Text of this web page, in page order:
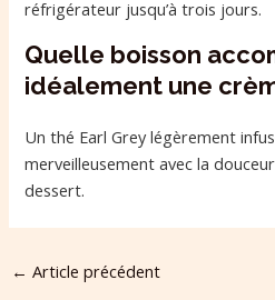
réfrigérateur jusqu’à trois jours.
Quelle boisson
idéalement une
Un thé Earl Grey légèrement
merveilleusement avec la
dessert.
← Article précédent